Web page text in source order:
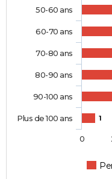
1
50-60 ans
60-70 ans
70-80 ans
80-90 ans
90-100 ans
Plus de 100 ans
0